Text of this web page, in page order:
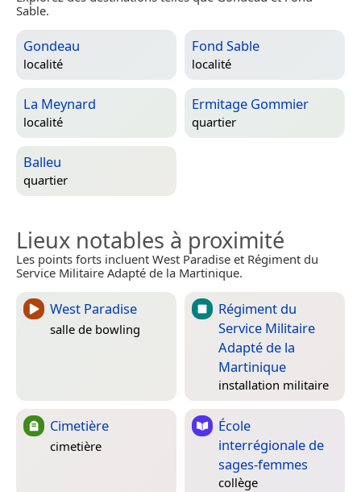
Sable.
Gondeau
localité
Fond Sable
localité
La Meynard
localité
Ermitage Gommier
quartier
Balleu
quartier
Lieux notables à proximité
Les points forts incluent West Paradise et Régiment du
Service Militaire Adapté de la Martinique.
West Paradise
salle de bowling
Régiment du
Service Militaire
Adapté de la
Martinique
installation militaire
Cimetière
cimetière
École
interrégionale de
sages-femmes
collège